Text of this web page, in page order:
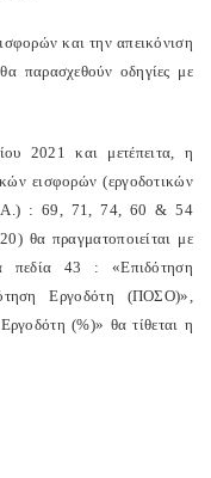
και την απεικόνιση
παρασχεθούν οδηγίες με
2021 και μετέπειτα, η
εισφορών (εργοδοτικών
: 69, 71, 74, 60 & 54
θα πραγματοποιείται με
πεδία 43 : «Επιδότηση
Εργοδότη (ΠΟΣΟ)»,
(%)» θα τίθεται η